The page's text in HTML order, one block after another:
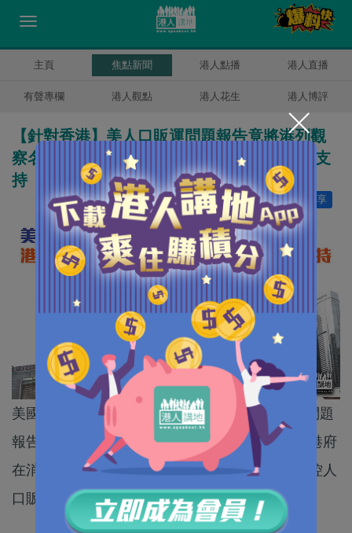
主頁 焦點新聞 港人點播 港人直播
有聲專欄 港人觀點 港人花生 港人博評
【針對香港】美人口販運問題報告竟將港列觀
察名單 港府強烈反對：明顯基於偏見欠實據支
持
分享
讚好 19
美國國務院周四（1日）發布《2021年人口販運問題
報告》，內容竟將香港列為第二級觀察名單，稱港府
在消除人口販運方面未達最低標準，未有積極檢控人
口販子云云。